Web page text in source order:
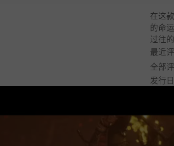
在这
的命
过往
最近
全部
发行